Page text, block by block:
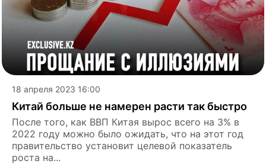
18 апреля 2023 16:00
Китай больше не намерен расти так быстро
После того, как ВВП Китая вырос всего на 3% в
2022 году можно было ожидать, что на этот год
правительство установит целевой показатель
роста на...